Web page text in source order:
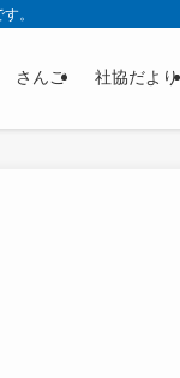
。
さんご 社協だより